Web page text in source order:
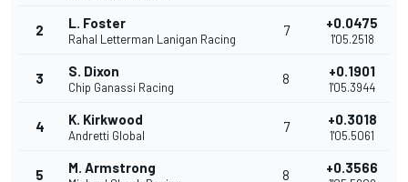
2 L. Foster
Rahal Letterman Lanigan Racing
7 +0.0475
1'05.2518
3 S. Dixon
Chip Ganassi Racing
8 +0.1901
1'05.3944
4 K. Kirkwood
Andretti Global
7 +0.3018
1'05.5061
5 M. Armstrong 8 +0.3566